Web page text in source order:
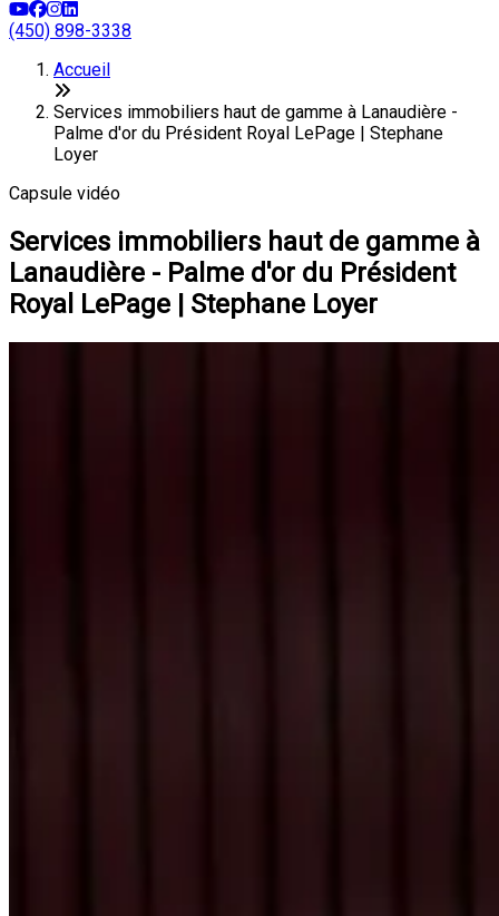
(450) 898-3338
Accueil
Services immobiliers haut de gamme à Lanaudière -
Palme d'or du Président Royal LePage | Stephane
Loyer
Capsule vidéo
Services immobiliers haut de gamme à
Lanaudière - Palme d'or du Président
Royal LePage | Stephane Loyer